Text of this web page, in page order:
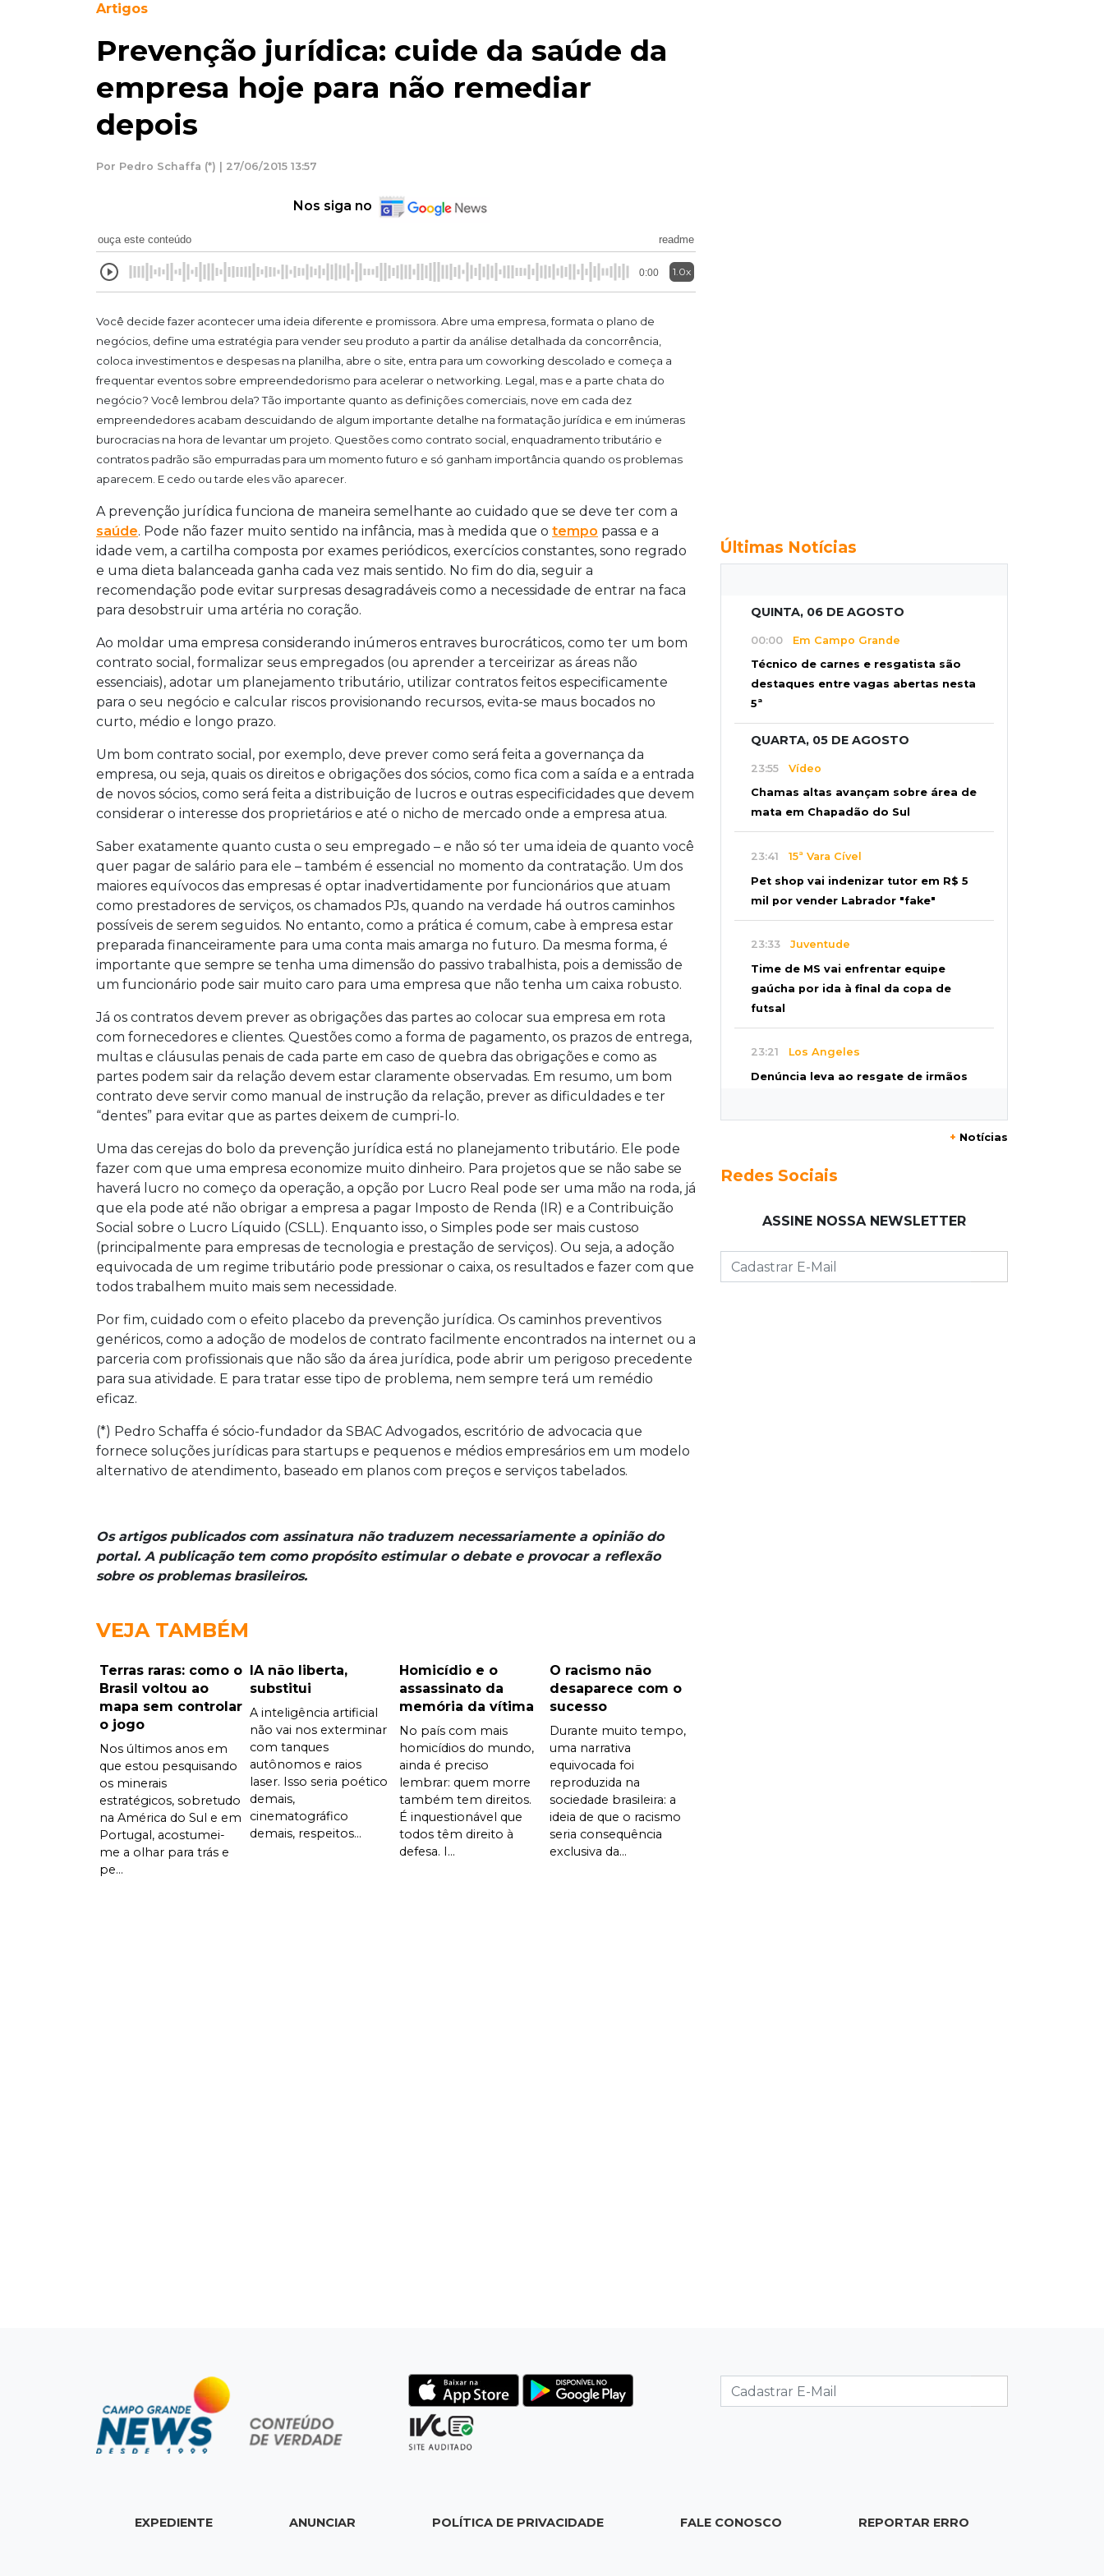
Artigos
Prevenção jurídica: cuide da saúde da
empresa hoje para não remediar
depois
Por Pedro Schaffa (*) | 27/06/2015 13:57
Nos siga no
ouça este conteúdo readme
0:00 1.0x
Você decide fazer acontecer uma ideia diferente e promissora. Abre uma empresa, formata o plano de
negócios, define uma estratégia para vender seu produto a partir da análise detalhada da concorrência,
coloca investimentos e despesas na planilha, abre o site, entra para um coworking descolado e começa a
frequentar eventos sobre empreendedorismo para acelerar o networking. Legal, mas e a parte chata do
negócio? Você lembrou dela? Tão importante quanto as definições comerciais, nove em cada dez
empreendedores acabam descuidando de algum importante detalhe na formatação jurídica e em inúmeras
burocracias na hora de levantar um projeto. Questões como contrato social, enquadramento tributário e
contratos padrão são empurradas para um momento futuro e só ganham importância quando os problemas
aparecem. E cedo ou tarde eles vão aparecer.
A prevenção jurídica funciona de maneira semelhante ao cuidado que se deve ter com a
saúde. Pode não fazer muito sentido na infância, mas à medida que o tempo passa e a
idade vem, a cartilha composta por exames periódicos, exercícios constantes, sono regrado
e uma dieta balanceada ganha cada vez mais sentido. No fim do dia, seguir a
recomendação pode evitar surpresas desagradáveis como a necessidade de entrar na faca
para desobstruir uma artéria no coração.
Ao moldar uma empresa considerando inúmeros entraves burocráticos, como ter um bom
contrato social, formalizar seus empregados (ou aprender a terceirizar as áreas não
essenciais), adotar um planejamento tributário, utilizar contratos feitos especificamente
para o seu negócio e calcular riscos provisionando recursos, evita-se maus bocados no
curto, médio e longo prazo.
Um bom contrato social, por exemplo, deve prever como será feita a governança da
empresa, ou seja, quais os direitos e obrigações dos sócios, como fica com a saída e a entrada
de novos sócios, como será feita a distribuição de lucros e outras especificidades que devem
considerar o interesse dos proprietários e até o nicho de mercado onde a empresa atua.
Saber exatamente quanto custa o seu empregado – e não só ter uma ideia de quanto você
quer pagar de salário para ele – também é essencial no momento da contratação. Um dos
maiores equívocos das empresas é optar inadvertidamente por funcionários que atuam
como prestadores de serviços, os chamados PJs, quando na verdade há outros caminhos
possíveis de serem seguidos. No entanto, como a prática é comum, cabe à empresa estar
preparada financeiramente para uma conta mais amarga no futuro. Da mesma forma, é
importante que sempre se tenha uma dimensão do passivo trabalhista, pois a demissão de
um funcionário pode sair muito caro para uma empresa que não tenha um caixa robusto.
Já os contratos devem prever as obrigações das partes ao colocar sua empresa em rota
com fornecedores e clientes. Questões como a forma de pagamento, os prazos de entrega,
multas e cláusulas penais de cada parte em caso de quebra das obrigações e como as
partes podem sair da relação devem estar claramente observadas. Em resumo, um bom
contrato deve servir como manual de instrução da relação, prever as dificuldades e ter
“dentes” para evitar que as partes deixem de cumpri-lo.
Uma das cerejas do bolo da prevenção jurídica está no planejamento tributário. Ele pode
fazer com que uma empresa economize muito dinheiro. Para projetos que se não sabe se
haverá lucro no começo da operação, a opção por Lucro Real pode ser uma mão na roda, já
que ela pode até não obrigar a empresa a pagar Imposto de Renda (IR) e a Contribuição
Social sobre o Lucro Líquido (CSLL). Enquanto isso, o Simples pode ser mais custoso
(principalmente para empresas de tecnologia e prestação de serviços). Ou seja, a adoção
equivocada de um regime tributário pode pressionar o caixa, os resultados e fazer com que
todos trabalhem muito mais sem necessidade.
Por fim, cuidado com o efeito placebo da prevenção jurídica. Os caminhos preventivos
genéricos, como a adoção de modelos de contrato facilmente encontrados na internet ou a
parceria com profissionais que não são da área jurídica, pode abrir um perigoso precedente
para sua atividade. E para tratar esse tipo de problema, nem sempre terá um remédio
eficaz.
(*) Pedro Schaffa é sócio-fundador da SBAC Advogados, escritório de advocacia que
fornece soluções jurídicas para startups e pequenos e médios empresários em um modelo
alternativo de atendimento, baseado em planos com preços e serviços tabelados.
Os artigos publicados com assinatura não traduzem necessariamente a opinião do
portal. A publicação tem como propósito estimular o debate e provocar a reflexão
sobre os problemas brasileiros.
VEJA TAMBÉM
Terras raras: como o
Brasil voltou ao
mapa sem controlar
o jogo
Nos últimos anos em
que estou pesquisando
os minerais
estratégicos, sobretudo
na América do Sul e em
Portugal, acostumei-
me a olhar para trás e
pe...
IA não liberta,
substitui
A inteligência artificial
não vai nos exterminar
com tanques
autônomos e raios
laser. Isso seria poético
demais,
cinematográfico
demais, respeitos...
Homicídio e o
assassinato da
memória da vítima
No país com mais
homicídios do mundo,
ainda é preciso
lembrar: quem morre
também tem direitos.
É inquestionável que
todos têm direito à
defesa. I...
O racismo não
desaparece com o
sucesso
Durante muito tempo,
uma narrativa
equivocada foi
reproduzida na
sociedade brasileira: a
ideia de que o racismo
seria consequência
exclusiva da...
Últimas Notícias
QUINTA, 06 DE AGOSTO
00:00 Em Campo Grande
Técnico de carnes e resgatista são
destaques entre vagas abertas nesta
5ª
QUARTA, 05 DE AGOSTO
23:55 Vídeo
Chamas altas avançam sobre área de
mata em Chapadão do Sul
23:41 15ª Vara Cível
Pet shop vai indenizar tutor em R$ 5
mil por vender Labrador "fake"
23:33 Juventude
Time de MS vai enfrentar equipe
gaúcha por ida à final da copa de
futsal
23:21 Los Angeles
Denúncia leva ao resgate de irmãos
MS com formação de ciclone bomba
23:00Ideb
Entre escolas com nota divulgada, 3
estaduais lideram o Ensino Médio na
+ Notícias
Redes Sociais
ASSINE NOSSA NEWSLETTER
EXPEDIENTE ANUNCIAR POLÍTICA DE PRIVACIDADE FALE CONOSCO REPORTAR ERRO